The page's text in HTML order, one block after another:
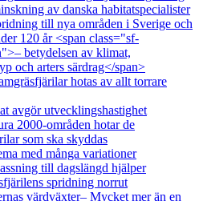
av danska habitatspecialister
till nya områden i Sverige och
120 år <span class="sf-
betydelsen av klimat,
och arters särdrag</span>
hotas av allt torrare
avgör utvecklingshastighet
2000-områden hotar de
som ska skyddas
med många variationer
till dagslängd hjälper
spridning norrut
värdväxter– Mycket mer än en